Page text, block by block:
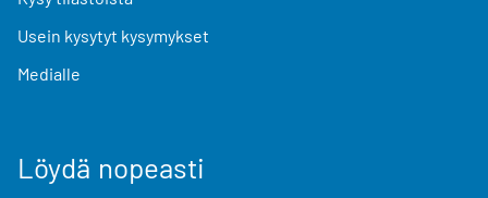
Usein kysytyt kysymykset
Medialle
Löydä nopeasti